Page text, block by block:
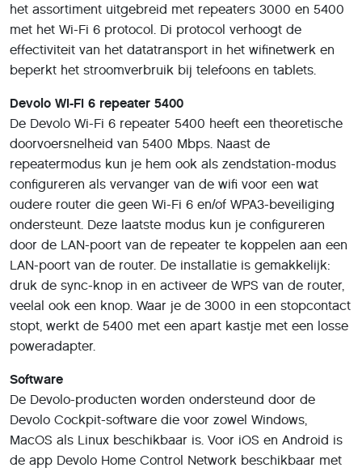
het assortiment uitgebreid met repeaters 3000 en 5400
met het Wi-Fi 6 protocol. Di protocol verhoogt de
effectiviteit van het datatransport in het wifinetwerk en
beperkt het stroomverbruik bij telefoons en tablets.
Devolo Wi-Fi 6 repeater 5400
De Devolo Wi-Fi 6 repeater 5400 heeft een theoretische
doorvoersnelheid van 5400 Mbps. Naast de
repeatermodus kun je hem ook als zendstation-modus
configureren als vervanger van de wifi voor een wat
oudere router die geen Wi-Fi 6 en/of WPA3-beveiliging
ondersteunt. Deze laatste modus kun je configureren
door de LAN-poort van de repeater te koppelen aan een
LAN-poort van de router. De installatie is gemakkelijk:
druk de sync-knop in en activeer de WPS van de router,
veelal ook een knop. Waar je de 3000 in een stopcontact
stopt, werkt de 5400 met een apart kastje met een losse
poweradapter.
Software
De Devolo-producten worden ondersteund door de
Devolo Cockpit-software die voor zowel Windows,
MacOS als Linux beschikbaar is. Voor iOS en Android is
de app Devolo Home Control Network beschikbaar met